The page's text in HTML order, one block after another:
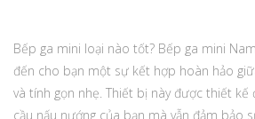
Bếp ga mini loại nào tốt? Bếp ga mini
đến cho bạn một sự kết hợp hoàn hảo
và tính gọn nhẹ. Thiết bị này được thiết
cầu nấu nướng của bạn mà vẫn đảm bảo